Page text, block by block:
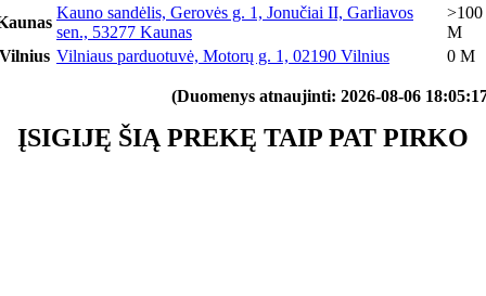
Kauno sandėlis, Gerovės g. 1, Jonučiai II, Garliavos
sen., 53277 Kaunas
>100
M
Vilniaus parduotuvė, Motorų g. 1, 02190 Vilnius 0 M
(Duomenys atnaujinti: 2026-08-06
ĮSIGIJĘ ŠIĄ PREKĘ TAIP PAT PIRKO